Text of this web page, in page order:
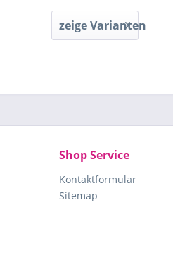
zeige Varianten
Shop Service
Kontaktformular
Sitemap